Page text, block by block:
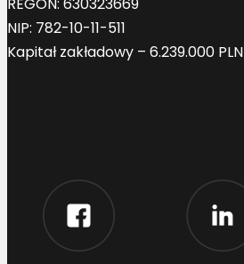
NIP: 782-10-11-511
Kapitał zakładowy – 6.239.000 PLN